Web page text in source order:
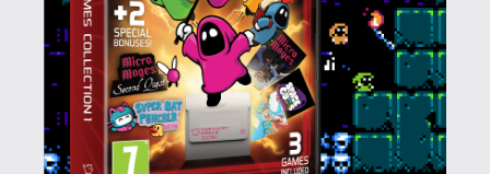
akció-platformerben 1-4 játékos irányítja
a kis mágusokat, cél a démoni
katakombák/torony meghódítása,
különféle ellenfelek legyőzésével és
minél több loot begyűjtésével! 8 világ
összesen 26 pályája játszható,
checkpoint és jelszó funkció